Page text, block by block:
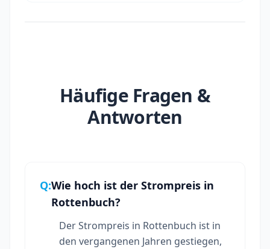
Häufige Fragen &
Antworten
Q:Wie hoch ist der Strompreis in
Rottenbuch?
Der Strompreis in Rottenbuch ist in
den vergangenen Jahren gestiegen,